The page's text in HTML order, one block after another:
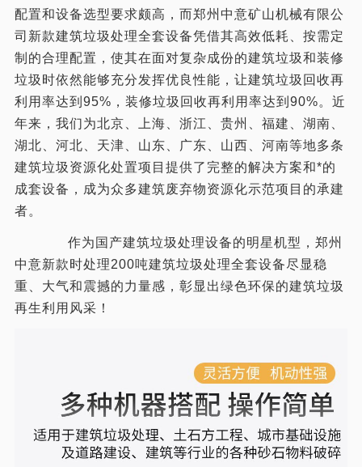
配置和设备选型要求颇高，而郑州中意矿山机械有限公
司新款建筑垃圾处理全套设备凭借其高效低耗、按需定
制的合理配置，使其在面对复杂成份的建筑垃圾和装修
垃圾时依然能够充分发挥优良性能，让建筑垃圾回收再
利用率达到95%，装修垃圾回收再利用率达到90%。近
年来，我们为北京、上海、浙江、贵州、福建、湖南、
湖北、河北、天津、山东、广东、山西、河南等地多条
建筑垃圾资源化处置项目提供了完整的解决方案和*的
成套设备，成为众多建筑废弃物资源化示范项目的承建
者。
作为国产建筑垃圾处理设备的明星机型，郑州
中意新款时处理200吨建筑垃圾处理全套设备尽显稳
重、大气和震撼的力量感，彰显出绿色环保的建筑垃圾
再生利用风采！